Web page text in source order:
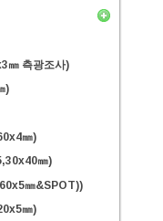
㎜ 측광조사)
)
㎜)
㎜)
㎜&SPOT))
㎜)